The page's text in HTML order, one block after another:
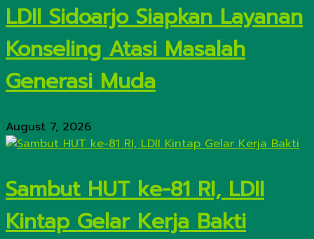
LDII Sidoarjo Siapkan Layanan
Konseling Atasi Masalah
Generasi Muda
August 7, 2026
Sambut HUT ke-81 RI, LDII
Kintap Gelar Kerja Bakti